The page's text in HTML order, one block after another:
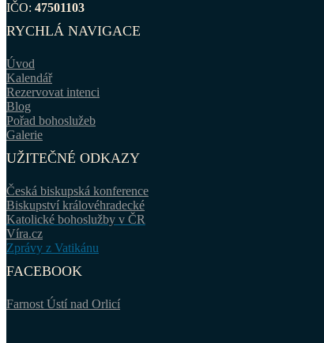
IČO: 47501103
RYCHLÁ NAVIGACE
Úvod
Kalendář
Rezervovat intenci
Blog
Pořad bohoslužeb
Galerie
UŽITEČNÉ ODKAZY
Česká biskupská konference
Biskupství královéhradecké
Katolické bohoslužby v ČR
Víra.cz
Zprávy z Vatikánu
FACEBOOK
Farnost Ústí nad Orlicí